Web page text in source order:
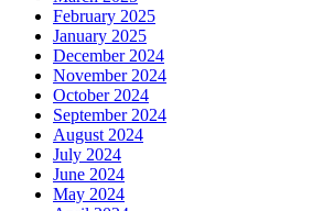
February 2025
January 2025
December 2024
November 2024
October 2024
September 2024
August 2024
July 2024
June 2024
May 2024